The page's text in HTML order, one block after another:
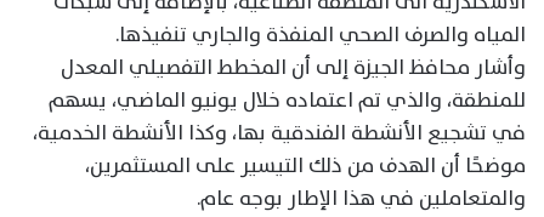
المياه والصرف الصحي المنفذة والجاري تنفيذها.
وأشار محافظ الجيزة إلى أن المخطط التفصيلي المعدل
للمنطقة، والذي تم اعتماده خلال يونيو الماضي، يسهم
في تشجيع الأنشطة الفندقية بها، وكذا الأنشطة الخدمية،
موضحًا أن الهدف من ذلك التيسير على المستثمرين،
والمتعاملين في هذا الإطار بوجه عام.